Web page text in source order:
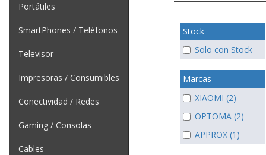
Portátiles
SmartPhones / Teléfonos
Televisor
Impresoras / Consumibles
Conectividad / Redes
Gaming / Consolas
Cables
Stock
Solo con Stock
Marcas
XIAOMI (2)
OPTOMA (2)
APPROX (1)